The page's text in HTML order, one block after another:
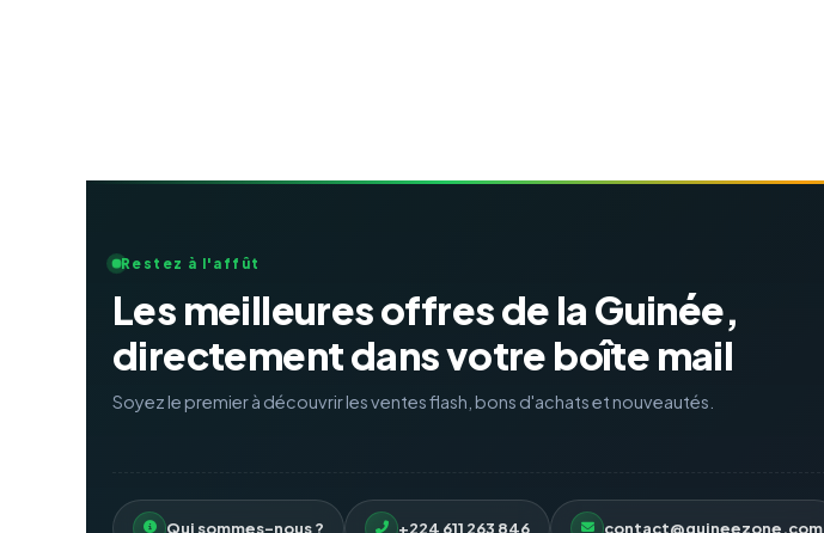
Restez à l'affût
Les meilleures offres de la Guinée,
directement dans votre boîte mail
Soyez le premier à découvrir les ventes flash, bons d'achats et nouveautés.
Qui sommes-nous ? +224 611 263 846 contact@guineezone.com